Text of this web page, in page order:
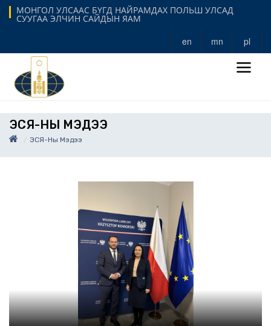
МОНГОЛ УЛСААС БҮГД НАЙРАМДАХ ПОЛЬШ УЛСАД
СУУГАА ЭЛЧИН САЙДЫН ЯАМ
en mn pl
ЭСЯ-НЫ МЭДЭЭ
ЭСЯ-Ны Мэдээ